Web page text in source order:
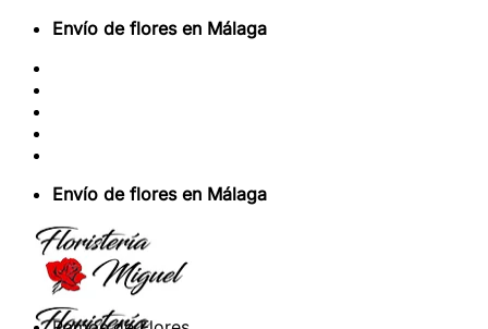
Saltar
contenido
Envío de flores en Málaga
Envío de flores en Málaga